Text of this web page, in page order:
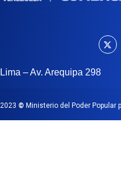
Lima – Av. Arequipa 298
2023 © Ministerio del Poder Popular